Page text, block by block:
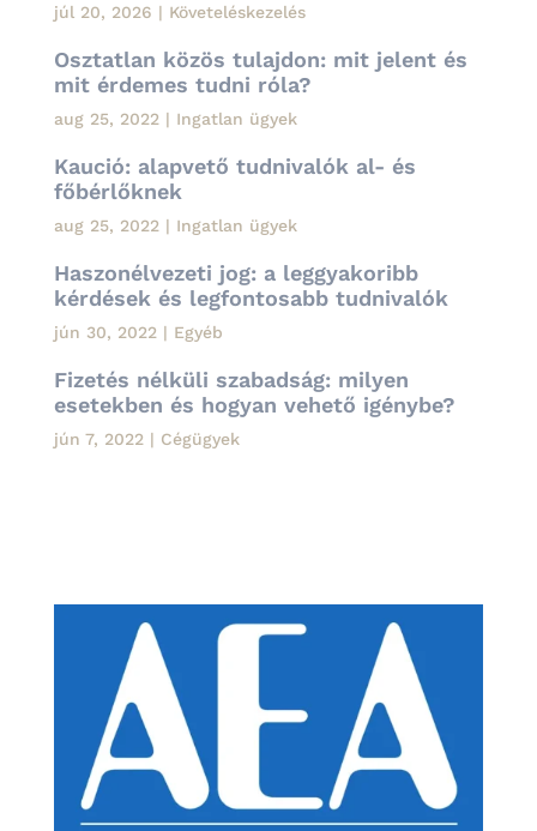
júl 20, 2026 | Követeléskezelés
Osztatlan közös tulajdon: mit jelent és
mit érdemes tudni róla?
aug 25, 2022 | Ingatlan ügyek
Kaució: alapvető tudnivalók al- és
főbérlőknek
aug 25, 2022 | Ingatlan ügyek
Haszonélvezeti jog: a leggyakoribb
kérdések és legfontosabb tudnivalók
jún 30, 2022 | Egyéb
Fizetés nélküli szabadság: milyen
esetekben és hogyan vehető igénybe?
jún 7, 2022 | Cégügyek